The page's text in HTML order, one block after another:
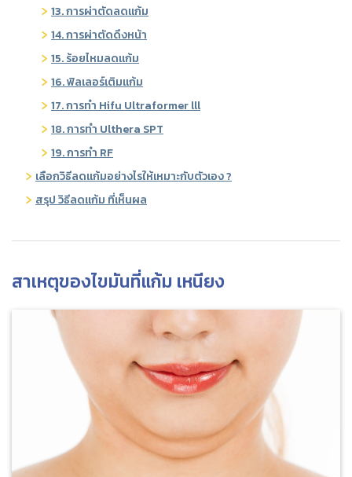
13. การผ่าตัดลดแก้ม
14. การผ่าตัดดึงหน้า
15. ร้อยไหมลดแก้ม
16. ฟิลเลอร์เติมแก้ม
17. การทำ Hifu Ultraformer lll
18. การทำ Ulthera SPT
19. การทำ RF
เลือกวิธีลดแก้มอย่างไรให้เหมาะกับตัวเอง ?
สรุป วิธีลดแก้ม ที่เห็นผล
สาเหตุของไขมันที่แก้ม เหนียง